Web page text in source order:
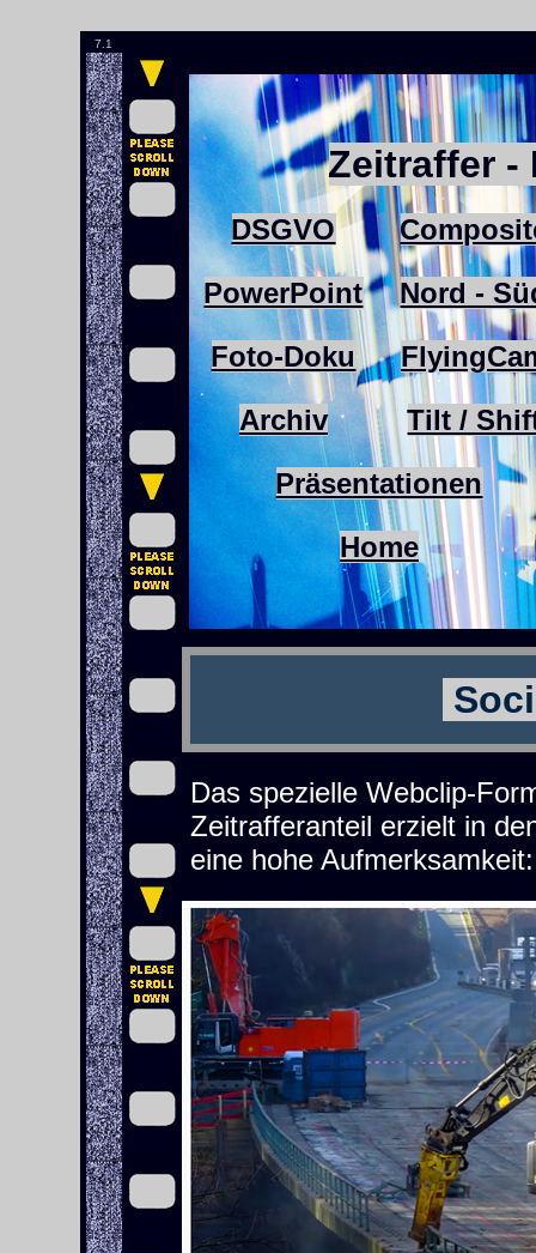
7.1
Zeitraffer -
DSGVO
PowerPoint
Nord -
Foto-Doku
Archiv
Tilt /
Präsentationen
Home
Das spezielle Webclip-
Zeitrafferanteil erzielt in
eine hohe Aufmerksamkeit: